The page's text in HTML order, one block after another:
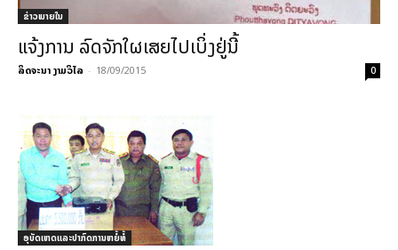
ຂ່າວພາຍ​ໃນ
ແຈ້ງການ ລົດຈັກໃຜເສຍໄປເບິ່ງຢູ່ນີ້
ລິດຈະນາ ງາມວິໄລ - 18/09/2015 0
ອຸບັດເຫດແລະປາກົດການຫຍໍ້ທໍ້